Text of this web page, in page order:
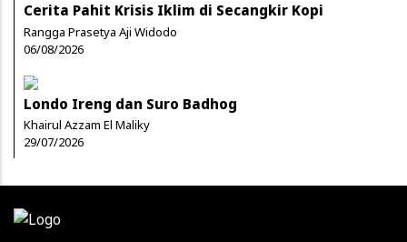
Cerita Pahit Krisis Iklim di Secangkir Kopi
Rangga Prasetya Aji Widodo
06/08/2026
Londo Ireng dan Suro Badhog
Khairul Azzam El Maliky
29/07/2026